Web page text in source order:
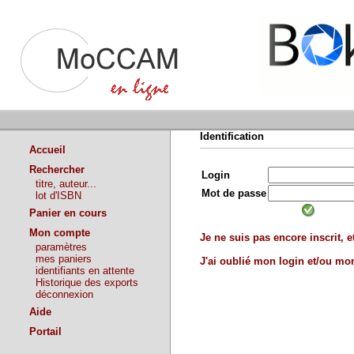
Accueil
Rechercher
titre, auteur...
lot d'ISBN
Panier en cours
Mon compte
paramètres
mes paniers
identifiants en attente
Historique des exports
déconnexion
Aide
Portail
Identification
Login
Mot de passe
Je ne suis pas encore inscrit,
J'ai oublié mon login et/ou